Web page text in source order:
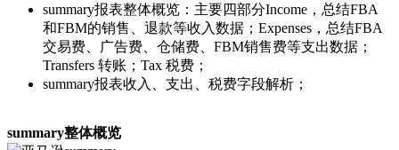
summary报表整体概览：主要四部分Income，总结FBA
和FBM的销售、退款等收入数据；Expenses，总结FBA
交易费、广告费、仓储费、FBM销售费等支出数据；
Transfers 转账；Tax 税费；
summary报表收入、支出、税费字段解析；
summary整体概览